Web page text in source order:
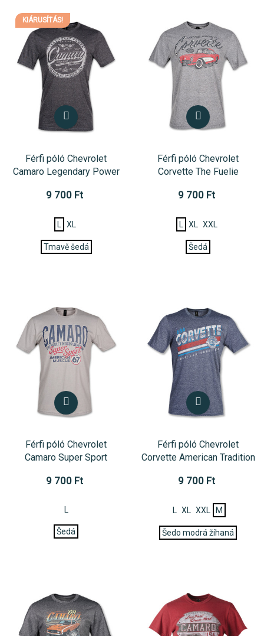
KIÁRUSÍTÁS!
Férfi póló Chevrolet
Camaro Legendary Power
9 700 Ft
L XL
Tmavě šedá
Férfi póló Chevrolet
Corvette The Fuelie
9 700 Ft
L XL XXL
Šedá
Férfi póló Chevrolet
Camaro Super Sport
9 700 Ft
L
Šedá
Férfi póló Chevrolet
Corvette American Tradition
9 700 Ft
L XL XXL M
Šedo modrá žíhaná